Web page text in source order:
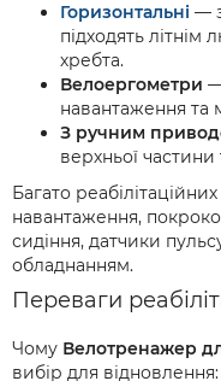
Горизонтальні —
підходять
хребта.
Велоергометри
навантаження
З ручним
верхньої частини
Багато
навантаження,
сидіння, датчики
обладнанням.
Переваги
Чому Велотренажер
вибір для відновлення: